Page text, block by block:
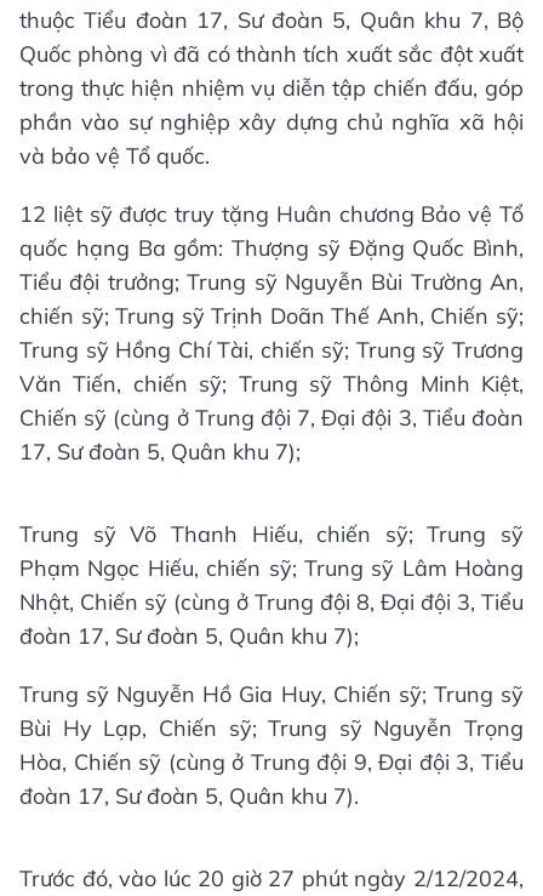
thuộc Tiểu đoàn 17, Sư đoàn 5, Quân khu 7, Bộ
Quốc phòng vì đã có thành tích xuất sắc đột xuất
trong thực hiện nhiệm vụ diễn tập chiến đấu, góp
phần vào sự nghiệp xây dựng chủ nghĩa xã hội
và bảo vệ Tổ quốc.
12 liệt sỹ được truy tặng Huân chương Bảo vệ Tổ
quốc hạng Ba gồm: Thượng sỹ Đặng Quốc Bình,
Tiểu đội trưởng; Trung sỹ Nguyễn Bùi Trường An,
chiến sỹ; Trung sỹ Trịnh Doãn Thế Anh, Chiến sỹ;
Trung sỹ Hồng Chí Tài, chiến sỹ; Trung sỹ Trương
Văn Tiến, chiến sỹ; Trung sỹ Thông Minh Kiệt,
Chiến sỹ (cùng ở Trung đội 7, Đại đội 3, Tiểu đoàn
17, Sư đoàn 5, Quân khu 7);
Trung sỹ Võ Thanh Hiếu, chiến sỹ; Trung sỹ
Phạm Ngọc Hiếu, chiến sỹ; Trung sỹ Lâm Hoàng
Nhật, Chiến sỹ (cùng ở Trung đội 8, Đại đội 3, Tiểu
đoàn 17, Sư đoàn 5, Quân khu 7);
Trung sỹ Nguyễn Hồ Gia Huy, Chiến sỹ; Trung sỹ
Bùi Hy Lạp, Chiến sỹ; Trung sỹ Nguyễn Trọng
Hòa, Chiến sỹ (cùng ở Trung đội 9, Đại đội 3, Tiểu
đoàn 17, Sư đoàn 5, Quân khu 7).
Trước đó, vào lúc 20 giờ 27 phút ngày 2/12/2024,